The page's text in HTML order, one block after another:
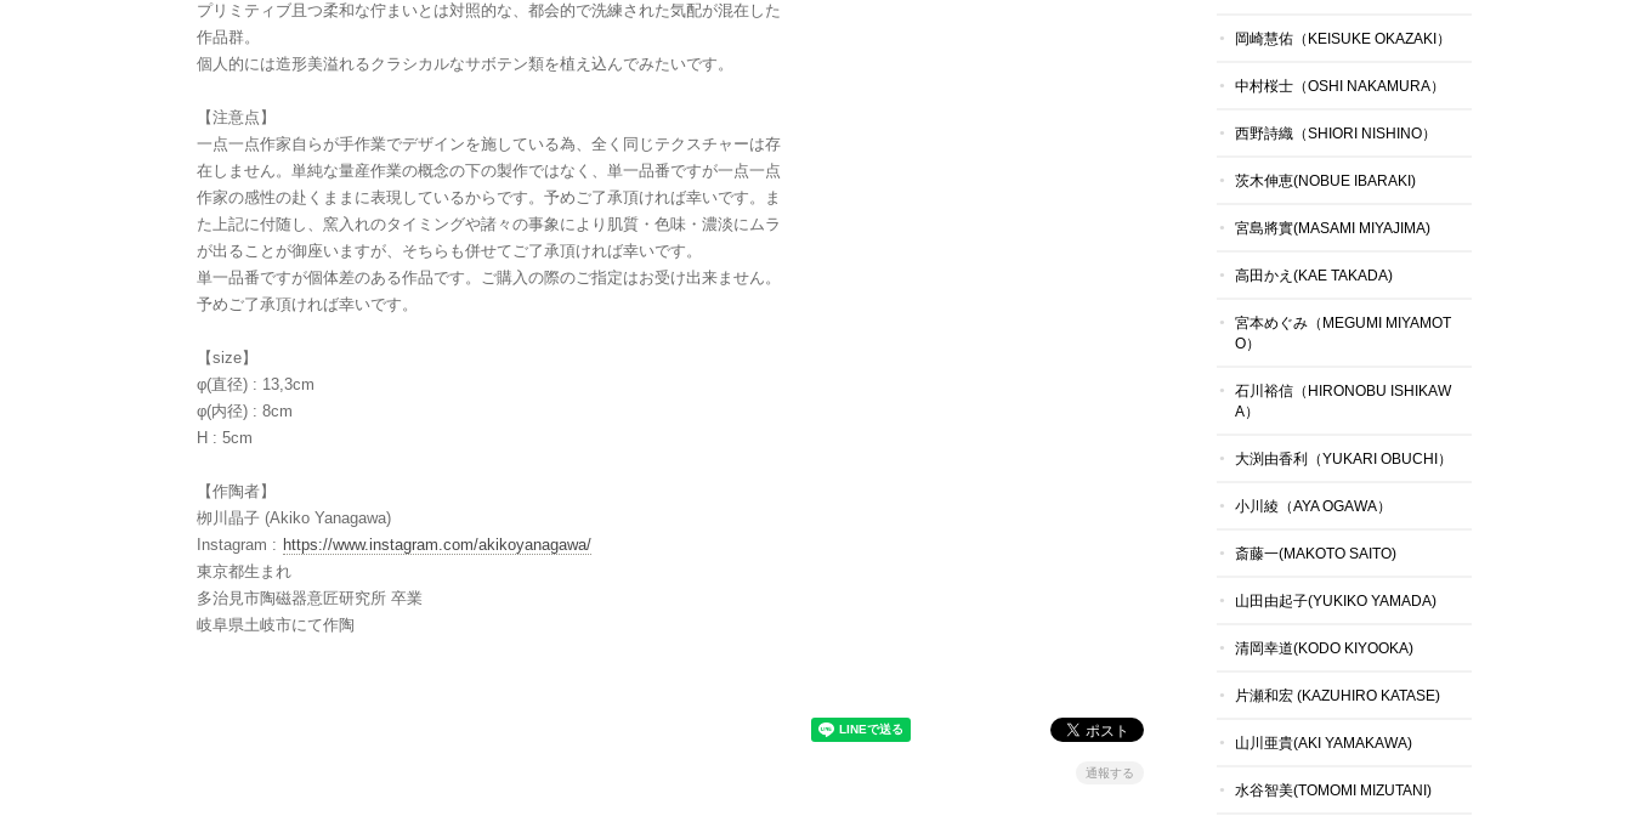
プリミティブ且つ柔和な佇まいとは対照的な、都会的で洗練された気配が混在した
作品群。
個人的には造形美溢れるクラシカルなサボテン類を植え込んでみたいです。
【注意点】
一点一点作家自らが手作業でデザインを施している為、全く同じテクスチャーは存
在しません。単純な量産作業の概念の下の製作ではなく、単一品番ですが一点一点
作家の感性の赴くままに表現しているからです。予めご了承頂ければ幸いです。ま
た上記に付随し、窯入れのタイミングや諸々の事象により肌質・色味・濃淡にムラ
が出ることが御座いますが、そちらも併せてご了承頂ければ幸いです。
単一品番ですが個体差のある作品です。ご購入の際のご指定はお受け出来ません。
予めご了承頂ければ幸いです。
【size】
φ(直径) : 13,3cm
φ(内径) : 8cm
H : 5cm
【作陶者】
栁川晶子 (Akiko Yanagawa)
Instagram : https://www.instagram.com/akikoyanagawa/
東京都生まれ
多治見市陶磁器意匠研究所 卒業
岐阜県土岐市にて作陶
通報する
岡崎慧佑（KEISUKE OKAZAKI）
中村桜士（OSHI NAKAMURA）
西野詩織（SHIORI NISHINO）
茨木伸恵(NOBUE IBARAKI)
宮島將實(MASAMI MIYAJIMA)
高田かえ(KAE TAKADA)
宮本めぐみ（MEGUMI MIYAMOT
O）
石川裕信（HIRONOBU ISHIKAW
A）
大渕由香利（YUKARI OBUCHI）
小川綾（AYA OGAWA）
斎藤一(MAKOTO SAITO)
山田由起子(YUKIKO YAMADA)
清岡幸道(KODO KIYOOKA)
片瀬和宏 (KAZUHIRO KATASE)
山川亜貴(AKI YAMAKAWA)
水谷智美(TOMOMI MIZUTANI)